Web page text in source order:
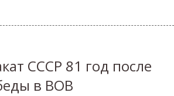
СССР 81 год после
в ВОВ